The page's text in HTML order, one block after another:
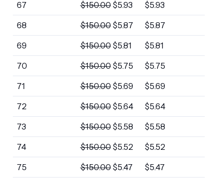
67 $150.00 $5.93 $5.93
68 $150.00 $5.87 $5.87
69 $150.00 $5.81 $5.81
70 $150.00 $5.75 $5.75
71 $150.00 $5.69 $5.69
72 $150.00 $5.64 $5.64
73 $150.00 $5.58 $5.58
74 $150.00 $5.52 $5.52
75 $150.00 $5.47 $5.47